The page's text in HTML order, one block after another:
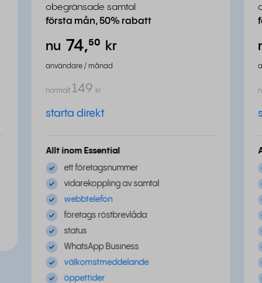
obegränsade samtal
första mån, 50% rabatt
nu kr
74,⁵⁰
användare / månad
normalt kr
149
starta direkt
Allt inom Essential
ett företagsnummer
vidarekoppling av samtal
webbtelefon
företags röstbrevlåda
status
WhatsApp Business
välkomstmeddelande
öppettider